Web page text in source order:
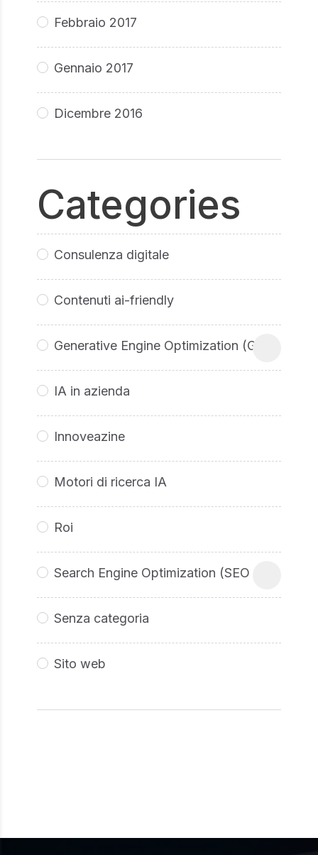
Febbraio 2017
Gennaio 2017
Dicembre 2016
Categories
Consulenza digitale
Contenuti ai-friendly
Generative Engine Optimization (GEO
IA in azienda
Innoveazine
Motori di ricerca IA
Roi
Search Engine Optimization (SEO
Senza categoria
Sito web